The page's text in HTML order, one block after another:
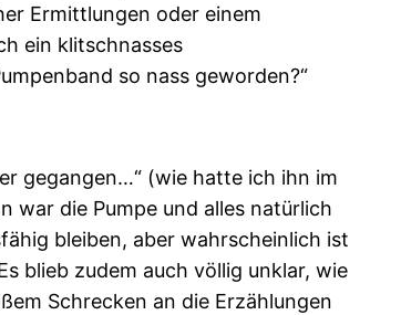
Ermittlungen oder einem
ein klitschnasses
so nass geworden?“
gegangen…“ (wie hatte ich ihn im
war die Pumpe und alles natürlich
bleiben, aber wahrscheinlich ist
blieb zudem auch völlig unklar, wie
Schrecken an die Erzählungen